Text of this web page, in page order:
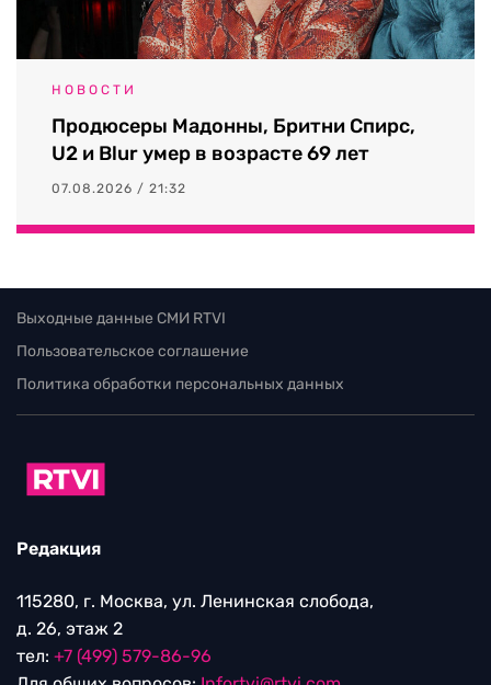
НОВОСТИ
Продюсеры Мадонны, Бритни Спирс,
U2 и Blur умер в возрасте 69 лет
07.08.2026 / 21:32
Выходные данные СМИ RTVI
Пользовательское соглашение
Политика обработки персональных данных
Редакция
115280, г. Москва, ул. Ленинская слобода,
д. 26, этаж 2
тел: +7 (499) 579-86-96